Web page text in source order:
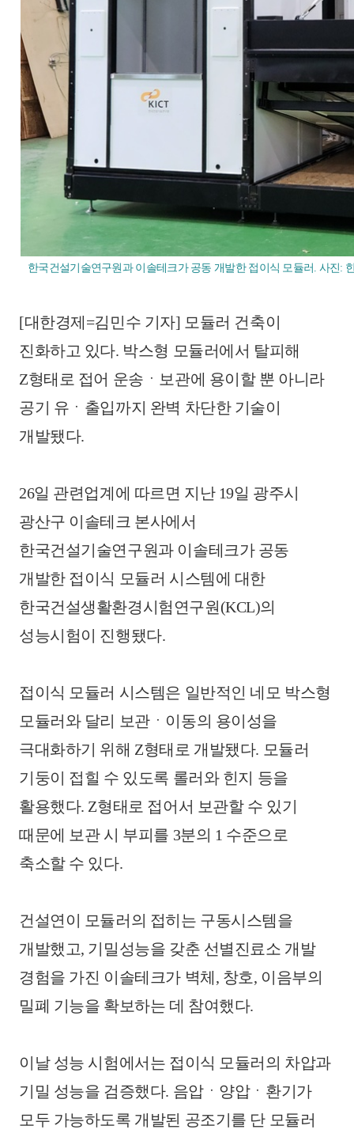
한국건설기술연구원과 이솔테크가 공동 개발한 접이식 모듈러. 사진:
[대한경제=김민수 기자] 모듈러 건축이
진화하고 있다. 박스형 모듈러에서 탈피해
Z형태로 접어 운송ㆍ보관에 용이할 뿐 아니라
공기 유ㆍ출입까지 완벽 차단한 기술이
개발됐다.
26일 관련업계에 따르면 지난 19일 광주시
광산구 이솔테크 본사에서
한국건설기술연구원과 이솔테크가 공동
개발한 접이식 모듈러 시스템에 대한
한국건설생활환경시험연구원(KCL)의
성능시험이 진행됐다.
접이식 모듈러 시스템은 일반적인 네모 박스형
모듈러와 달리 보관ㆍ이동의 용이성을
극대화하기 위해 Z형태로 개발됐다. 모듈러
기둥이 접힐 수 있도록 롤러와 힌지 등을
활용했다. Z형태로 접어서 보관할 수 있기
때문에 보관 시 부피를 3분의 1 수준으로
축소할 수 있다.
건설연이 모듈러의 접히는 구동시스템을
개발했고, 기밀성능을 갖춘 선별진료소 개발
경험을 가진 이솔테크가 벽체, 창호, 이음부의
밀폐 기능을 확보하는 데 참여했다.
이날 성능 시험에서는 접이식 모듈러의 차압과
기밀 성능을 검증했다. 음압ㆍ양압ㆍ환기가
모두 가능하도록 개발된 공조기를 단 모듈러